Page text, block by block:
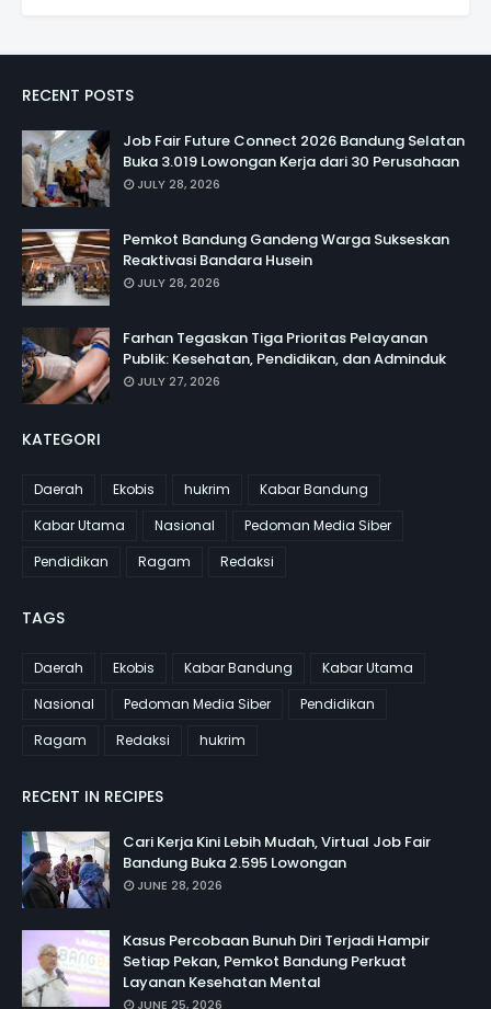
RECENT POSTS
Job Fair Future Connect 2026 Bandung Selatan
Buka 3.019 Lowongan Kerja dari 30 Perusahaan
JULY 28, 2026
Pemkot Bandung Gandeng Warga Sukseskan
Reaktivasi Bandara Husein
JULY 28, 2026
Farhan Tegaskan Tiga Prioritas Pelayanan
Publik: Kesehatan, Pendidikan, dan Adminduk
JULY 27, 2026
KATEGORI
Daerah Ekobis hukrim
Kabar Bandung
Kabar Utama
Nasional
Pedoman Media Siber
Pendidikan
Ragam Redaksi
TAGS
Daerah Ekobis Kabar Bandung
Kabar Utama
Nasional
Pedoman Media Siber
Pendidikan
Ragam
Redaksi hukrim
RECENT IN RECIPES
Cari Kerja Kini Lebih Mudah, Virtual Job Fair
Bandung Buka 2.595 Lowongan
JUNE 28, 2026
Kasus Percobaan Bunuh Diri Terjadi Hampir
Setiap Pekan, Pemkot Bandung Perkuat
Layanan Kesehatan Mental
JUNE 25, 2026